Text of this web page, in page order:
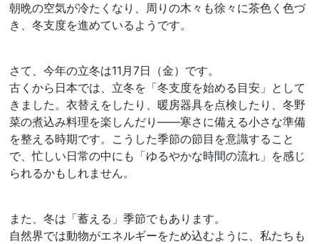
朝晩の空気が冷たくなり、周りの木々も徐々に茶色く色づ
き、冬支度を進めているようです。
さて、今年の立冬は11月7日（金）です。
古くから日本では、立冬を「冬支度を始める目安」として
きました。衣替えをしたり、暖房器具を点検したり、冬野
菜の煮込み料理を楽しんだり――寒さに備える小さな準備
を整える時期です。こうした季節の節目を意識すること
で、忙しい日常の中にも「ゆるやかな時間の流れ」を感じ
られるかもしれません。
また、冬は「蓄える」季節でもあります。
自然界では動物がエネルギーをため込むように、私たちも